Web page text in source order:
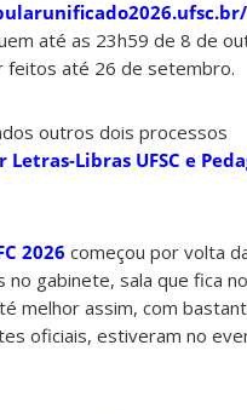
até as 23h59 de 8 de
feitos até 26 de setembro.
outros dois processos
Libras UFSC e
2026 começou por volta
no gabinete, sala que fica
melhor assim, com
oficiais, estiveram no